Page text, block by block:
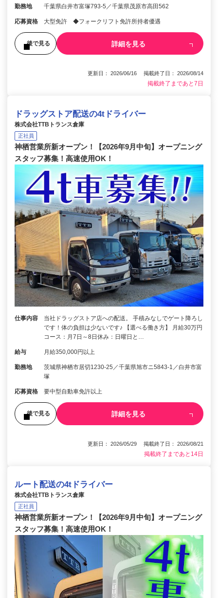
勤務地 千葉県白井市富塚793-5／千葉県茂原市高田562
応募資格 大型免許 ◆フォークリフト免許所持者優遇
後で見る 詳細を見る
更新日： 2026/06/16 掲載終了日： 2026/08/14
掲載終了まであと7日
ドラッグストア配送の4tドライバー
株式会社TTBトランス倉庫
正社員
神栖営業所新オープン！【2026年9月中旬】オープニング
スタッフ募集！高速使用OK！
仕事内容
当社ドラッグストア店への配送。 手積みなしでゲート降ろし
です！体の負担は少ないです♪ 【選べる働き方】 月給30万円
コース：月7日～8日休み：日曜日と…
給与 月給350,000円以上
勤務地
茨城県神栖市居切1230‐25／千葉県旭市ニ5843‐1／白井市富
塚
応募資格 要中型自動車免許以上
後で見る 詳細を見る
更新日： 2026/05/29 掲載終了日： 2026/08/21
掲載終了まであと14日
ルート配送の4tドライバー
株式会社TTBトランス倉庫
正社員
神栖営業所新オープン！【2026年9月中旬】オープニング
スタッフ募集！高速使用OK！